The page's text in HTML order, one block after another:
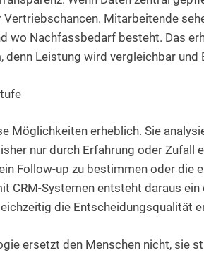
Mitarbeitende
wo Nachfassbedarf besteht. Das
denn Leistung wird vergleichbar
Möglichkeiten erheblich. Sie
nur durch Erfahrung oder Zufall
Follow-up zu bestimmen oder die
CRM-Systemen entsteht daraus
die Entscheidungsqualität
ersetzt den Menschen nicht, sie